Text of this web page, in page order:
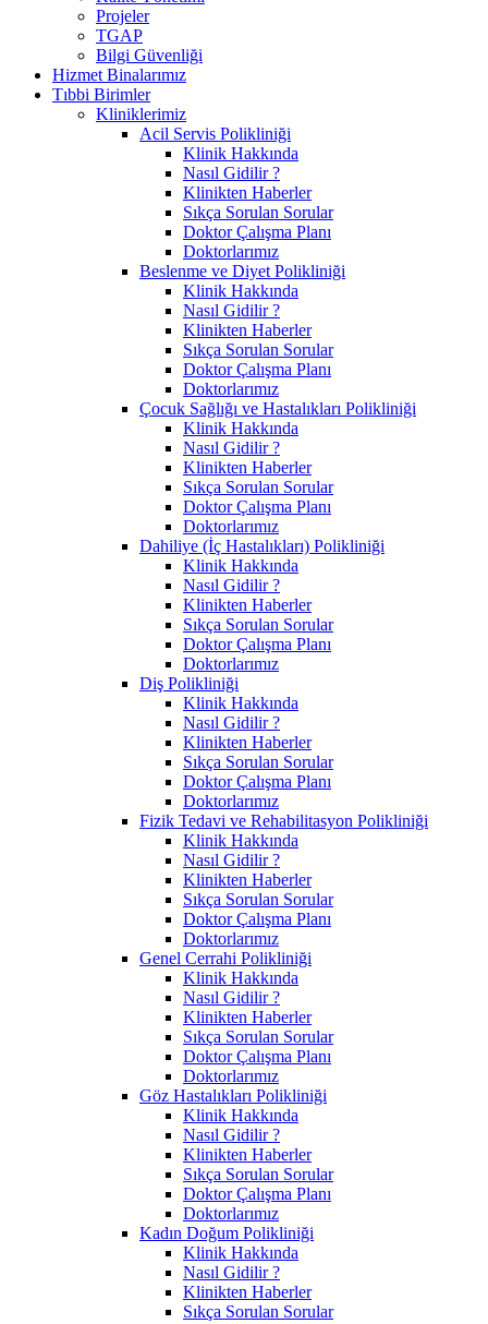
Projeler
TGAP
Bilgi Güvenliği
Hizmet Binalarımız
Tıbbi Birimler
Kliniklerimiz
Acil Servis Polikliniği
Klinik Hakkında
Nasıl Gidilir ?
Klinikten Haberler
Sıkça Sorulan Sorular
Doktor Çalışma Planı
Doktorlarımız
Beslenme ve Diyet Polikliniği
Klinik Hakkında
Nasıl Gidilir ?
Klinikten Haberler
Sıkça Sorulan Sorular
Doktor Çalışma Planı
Doktorlarımız
Çocuk Sağlığı ve Hastalıkları Polikliniği
Klinik Hakkında
Nasıl Gidilir ?
Klinikten Haberler
Sıkça Sorulan Sorular
Doktor Çalışma Planı
Doktorlarımız
Dahiliye (İç Hastalıkları) Polikliniği
Klinik Hakkında
Nasıl Gidilir ?
Klinikten Haberler
Sıkça Sorulan Sorular
Doktor Çalışma Planı
Doktorlarımız
Diş Polikliniği
Klinik Hakkında
Nasıl Gidilir ?
Klinikten Haberler
Sıkça Sorulan Sorular
Doktor Çalışma Planı
Doktorlarımız
Fizik Tedavi ve Rehabilitasyon Polikliniği
Klinik Hakkında
Nasıl Gidilir ?
Klinikten Haberler
Sıkça Sorulan Sorular
Doktor Çalışma Planı
Doktorlarımız
Genel Cerrahi Polikliniği
Klinik Hakkında
Nasıl Gidilir ?
Klinikten Haberler
Sıkça Sorulan Sorular
Doktor Çalışma Planı
Doktorlarımız
Göz Hastalıkları Polikliniği
Klinik Hakkında
Nasıl Gidilir ?
Klinikten Haberler
Sıkça Sorulan Sorular
Doktor Çalışma Planı
Doktorlarımız
Kadın Doğum Polikliniği
Klinik Hakkında
Nasıl Gidilir ?
Klinikten Haberler
Sıkça Sorulan Sorular